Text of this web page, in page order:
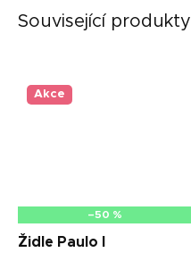
Související produkty
Akce
–50 %
Židle Paulo I